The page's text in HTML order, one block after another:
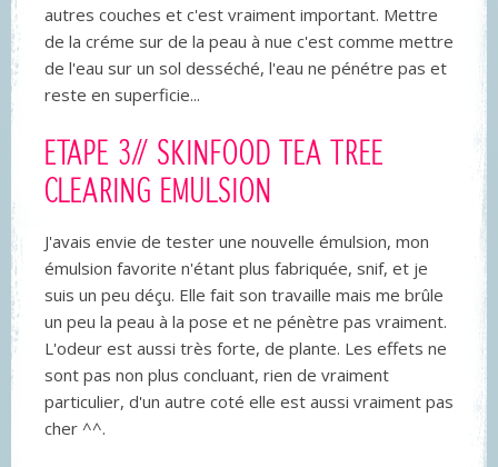
autres couches et c'est vraiment important. Mettre
de la créme sur de la peau à nue c'est comme mettre
de l'eau sur un sol desséché, l'eau ne pénétre pas et
reste en superficie...
ETAPE 3// SKINFOOD TEA TREE
CLEARING EMULSION
J'avais envie de tester une nouvelle émulsion, mon
émulsion favorite n'étant plus fabriquée, snif, et je
suis un peu déçu. Elle fait son travaille mais me brûle
un peu la peau à la pose et ne pénètre pas vraiment.
L'odeur est aussi très forte, de plante. Les effets ne
sont pas non plus concluant, rien de vraiment
particulier, d'un autre coté elle est aussi vraiment pas
cher ^^.